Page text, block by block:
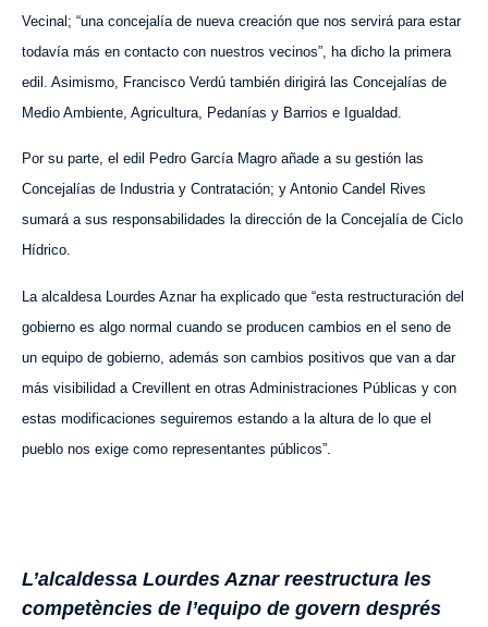
Vecinal; “una concejalía de nueva creación que nos servirá para estar
todavía más en contacto con nuestros vecinos”, ha dicho la primera
edil. Asimismo, Francisco Verdú también dirigirá las Concejalías de
Medio Ambiente, Agricultura, Pedanías y Barrios e Igualdad.
Por su parte, el edil Pedro García Magro añade a su gestión las
Concejalías de Industria y Contratación; y Antonio Candel Rives
sumará a sus responsabilidades la dirección de la Concejalía de Ciclo
Hídrico.
La alcaldesa Lourdes Aznar ha explicado que “esta restructuración del
gobierno es algo normal cuando se producen cambios en el seno de
un equipo de gobierno, además son cambios positivos que van a dar
más visibilidad a Crevillent en otras Administraciones Públicas y con
estas modificaciones seguiremos estando a la altura de lo que el
pueblo nos exige como representantes públicos”.
L’alcaldessa Lourdes Aznar reestructura les
competències de l’equipo de govern després